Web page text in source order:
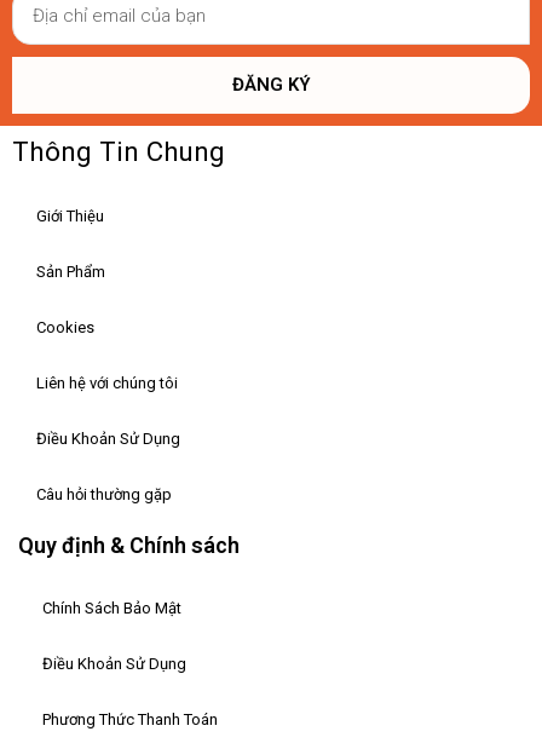
ĐĂNG KÝ
Thông Tin Chung
Giới Thiệu
Sản Phẩm
Cookies
Liên hệ với chúng tôi
Điều Khoản Sử Dụng
Câu hỏi thường gặp
Quy định & Chính sách
Chính Sách Bảo Mật
Điều Khoản Sử Dụng
Phương Thức Thanh Toán